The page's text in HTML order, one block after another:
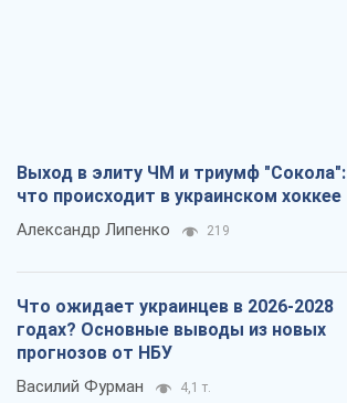
Выход в элиту ЧМ и триумф "Сокола":
что происходит в украинском хоккее
Александр Липенко 219
Что ожидает украинцев в 2026-2028
годах? Основные выводы из новых
прогнозов от НБУ
Василий Фурман 4,1 т.